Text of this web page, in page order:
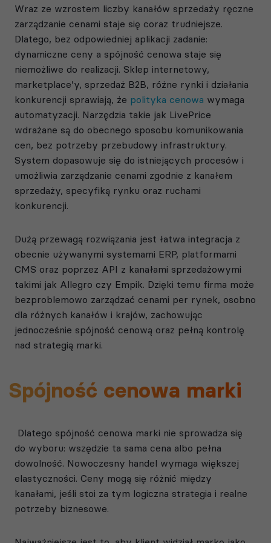
Wraz ze wzrostem liczby kanałów sprzedaży ręczne
zarządzanie cenami staje się coraz trudniejsze.
Dlatego, bez odpowiedniej aplikacji zadanie:
dynamiczne ceny a spójność cenowa staje się
niemożliwe do realizacji. Sklep internetowy,
marketplace’y, sprzedaż B2B, różne rynki i działania
konkurencji sprawiają, że polityka cenowa wymaga
automatyzacji. Narzędzia takie jak LivePrice
wdrażane są do obecnego sposobu komunikowania
cen, bez potrzeby przebudowy infrastruktury.
System dopasowuje się do istniejących procesów i
umożliwia zarządzanie cenami zgodnie z kanałem
sprzedaży, specyfiką rynku oraz ruchami
konkurencji.
Dużą przewagą rozwiązania jest łatwa integracja z
obecnie używanymi systemami ERP, platformami
CMS oraz poprzez API z kanałami sprzedażowymi
takimi jak Allegro czy Empik. Dzięki temu firma może
bezproblemowo zarządzać cenami per rynek, osobno
dla różnych kanałów i krajów, zachowując
jednocześnie spójność cenową oraz pełną kontrolę
nad strategią marki.
Spójność cenowa marki
Dlatego spójność cenowa marki nie sprowadza się
do wyboru: wszędzie ta sama cena albo pełna
dowolność. Nowoczesny handel wymaga większej
elastyczności. Ceny mogą się różnić między
kanałami, jeśli stoi za tym logiczna strategia i realne
potrzeby biznesowe.